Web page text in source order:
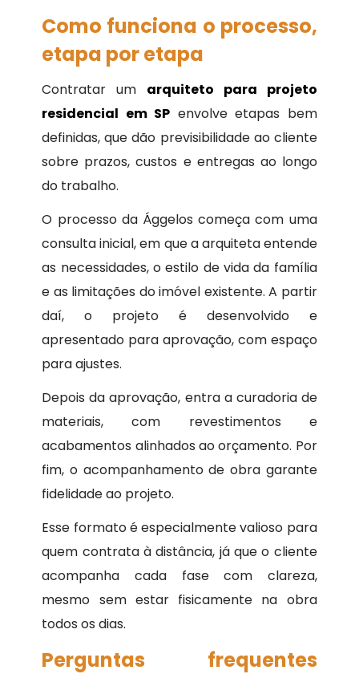
Como funciona o processo,
etapa por etapa
Contratar um arquiteto para projeto
residencial em SP envolve etapas bem
definidas, que dão previsibilidade ao cliente
sobre prazos, custos e entregas ao longo
do trabalho.
O processo da Ággelos começa com uma
consulta inicial, em que a arquiteta entende
as necessidades, o estilo de vida da família
e as limitações do imóvel existente. A partir
daí, o projeto é desenvolvido e
apresentado para aprovação, com espaço
para ajustes.
Depois da aprovação, entra a curadoria de
materiais, com revestimentos e
acabamentos alinhados ao orçamento. Por
fim, o acompanhamento de obra garante
fidelidade ao projeto.
Esse formato é especialmente valioso para
quem contrata à distância, já que o cliente
acompanha cada fase com clareza,
mesmo sem estar fisicamente na obra
todos os dias.
Perguntas frequentes